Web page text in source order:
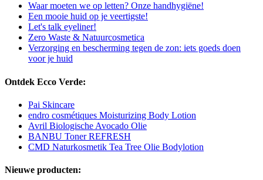
Waar moeten we op letten? Onze handhygiëne!
Een mooie huid op je veertigste!
Let's talk eyeliner!
Zero Waste & Natuurcosmetica
Verzorging en bescherming tegen de zon: iets goeds doen
voor je huid
Ontdek Ecco Verde:
Pai Skincare
endro cosmétiques Moisturizing Body Lotion
Avril Biologische Avocado Olie
BANBU Toner REFRESH
CMD Naturkosmetik Tea Tree Olie Bodylotion
Nieuwe producten: